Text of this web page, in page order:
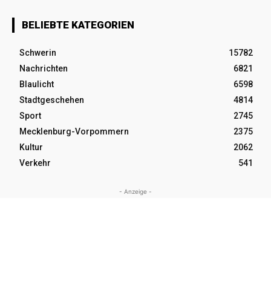
BELIEBTE KATEGORIEN
Schwerin
15782
Nachrichten
6821
Blaulicht
6598
Stadtgeschehen
4814
Sport
2745
Mecklenburg-Vorpommern
2375
Kultur
2062
Verkehr
541
- Anzeige -